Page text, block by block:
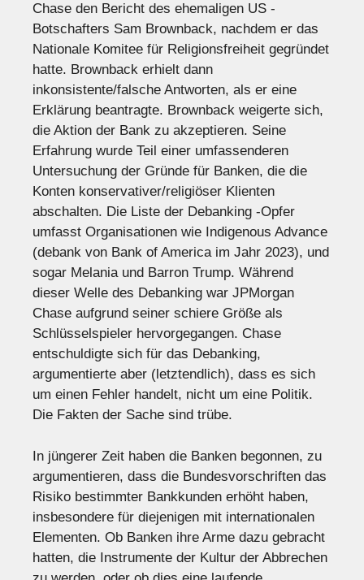
Chase den Bericht des ehemaligen US -
Botschafters Sam Brownback, nachdem er das
Nationale Komitee für Religionsfreiheit gegründet
hatte. Brownback erhielt dann
inkonsistente/falsche Antworten, als er eine
Erklärung beantragte. Brownback weigerte sich,
die Aktion der Bank zu akzeptieren. Seine
Erfahrung wurde Teil einer umfassenderen
Untersuchung der Gründe für Banken, die die
Konten konservativer/religiöser Klienten
abschalten. Die Liste der Debanking -Opfer
umfasst Organisationen wie Indigenous Advance
(debank von Bank of America im Jahr 2023), und
sogar Melania und Barron Trump. Während
dieser Welle des Debanking war JPMorgan
Chase aufgrund seiner schiere Größe als
Schlüsselspieler hervorgegangen. Chase
entschuldigte sich für das Debanking,
argumentierte aber (letztendlich), dass es sich
um einen Fehler handelt, nicht um eine Politik.
Die Fakten der Sache sind trübe.
In jüngerer Zeit haben die Banken begonnen, zu
argumentieren, dass die Bundesvorschriften das
Risiko bestimmter Bankkunden erhöht haben,
insbesondere für diejenigen mit internationalen
Elementen. Ob Banken ihre Arme dazu gebracht
hatten, die Instrumente der Kultur der Abbrechen